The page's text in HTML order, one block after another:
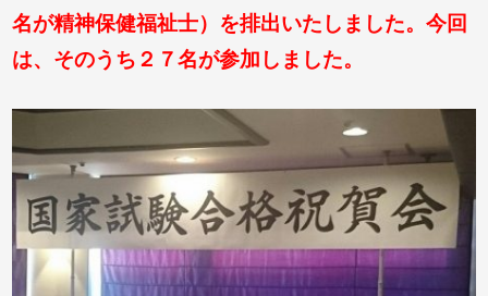
名が精神保健福祉士）を排出いたしました。今回
は、そのうち２７名が参加しました。